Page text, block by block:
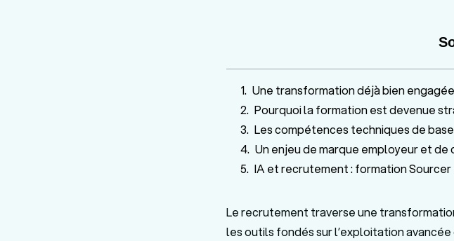
Une transformation déjà bien
Pourquoi la formation est devenue
Les compétences techniques de
Un enjeu de marque employeur et de
IA et recrutement : formation
Le recrutement traverse une
les outils fondés sur l’exploitation